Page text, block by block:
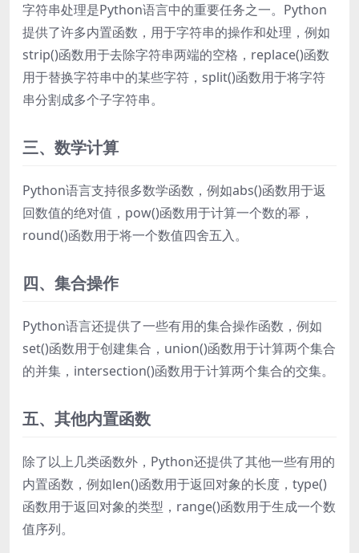
字符串处理是Python语言中的重要任务之一。Python
提供了许多内置函数，用于字符串的操作和处理，例如
strip()函数用于去除字符串两端的空格，replace()函数
用于替换字符串中的某些字符，split()函数用于将字符
串分割成多个子字符串。
三、数学计算
Python语言支持很多数学函数，例如abs()函数用于返
回数值的绝对值，pow()函数用于计算一个数的幂，
round()函数用于将一个数值四舍五入。
四、集合操作
Python语言还提供了一些有用的集合操作函数，例如
set()函数用于创建集合，union()函数用于计算两个集合
的并集，intersection()函数用于计算两个集合的交集。
五、其他内置函数
除了以上几类函数外，Python还提供了其他一些有用的
内置函数，例如len()函数用于返回对象的长度，type()
函数用于返回对象的类型，range()函数用于生成一个数
值序列。